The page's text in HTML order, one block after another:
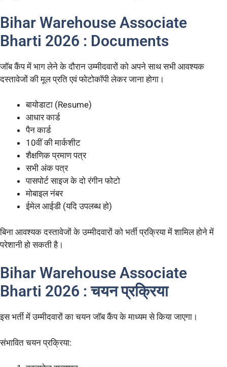
Bihar Warehouse Associate
Bharti 2026 : Documents
जॉब कैंप में भाग लेने के दौरान उम्मीदवारों को अपने साथ सभी आवश्यक
दस्तावेजों की मूल प्रति एवं फोटोकॉपी लेकर जाना होगा।
बायोडाटा (Resume)
आधार कार्ड
पैन कार्ड
10वीं की मार्कशीट
शैक्षणिक प्रमाण पत्र
सभी अंक पत्र
पासपोर्ट साइज के दो रंगीन फोटो
मोबाइल नंबर
ईमेल आईडी (यदि उपलब्ध हो)
बिना आवश्यक दस्तावेजों के उम्मीदवारों को भर्ती प्रक्रिया में शामिल होने में
परेशानी हो सकती है।
Bihar Warehouse Associate
Bharti 2026 : चयन प्रक्रिया
इस भर्ती में उम्मीदवारों का चयन जॉब कैंप के माध्यम से किया जाएगा।
संभावित चयन प्रक्रिया: